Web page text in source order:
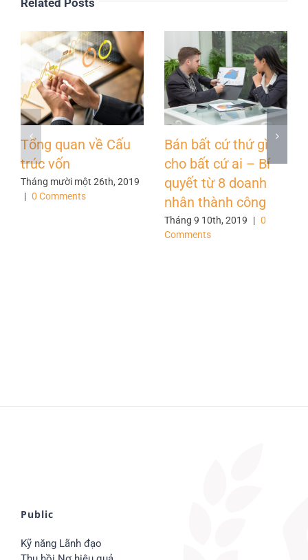
Tổng quan về Cấu
trúc vốn
Tháng mười một 26th, 2019
| 0 Comments
Bán bất cứ thứ gì
cho bất cứ ai – Bí
quyết từ 8 doanh
nhân thành công
Tháng 9 10th, 2019 | 0
Comments
Public
Kỹ năng Lãnh đạo